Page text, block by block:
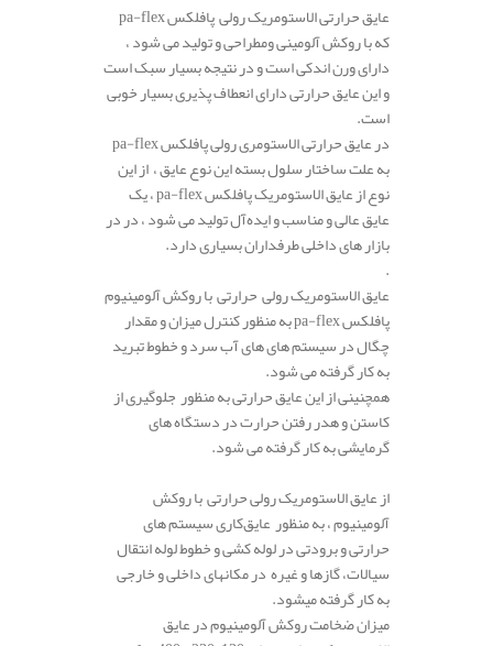
عایق حرارتی الاستومریک رولی پافلکس pa-flex
که با روکش آلومینی ومطراحی و تولید می شود ،
دارای ورن اندکی است و در نتیجه بسیار سبک است
و این عایق حرارتی دارای انعطاف پذیری بسیار خوبی
است.
در عایق حرارتی الاستومری رولی پافلکس pa-flex
به علت ساختار سلول بسته این نوع عایق ، از این
نوع از عایق الاستومریک پافلکس pa-flex ، یک
عایق عالی و مناسب و ایده‌آل تولید می شود ، در در
بازار های داخلی طرفداران بسیاری دارد.
.
عایق الاستومریک رولی حرارتی با روکش آلومینیوم
پافلکس pa-flex به منظور کنترل میزان و مقدار
چگال در سیستم های های آب سرد و خطوط تبرید
به کار گرفته می شود.
همچنینی از این عایق حرارتی به منظور جلوگیری از
کاستن و هدر رفتن حرارت در دستگاه های
گرمایشی به کار گرفته می شود.
از عایق الاستومریک رولی حرارتی با روکش
آلومینیوم ، به منظور عایق‌کاری سیستم های
حرارتی و برودتی در لوله کشی و خطوط لوله انتقال
سیالات، گازها و غیره در مکانهای داخلی و خارجی
به کار گرفته میشود.
میزان ضخامت روکش آلومینیوم در عایق